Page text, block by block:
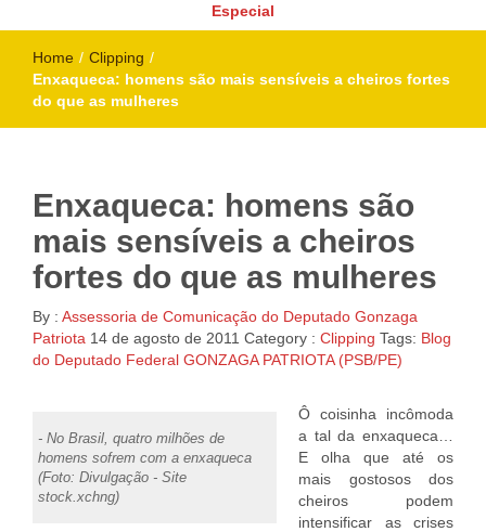
Especial
Home / Clipping /
Enxaqueca: homens são mais sensíveis a cheiros fortes
do que as mulheres
Enxaqueca: homens são
mais sensíveis a cheiros
fortes do que as mulheres
By : Assessoria de Comunicação do Deputado Gonzaga
Patriota 14 de agosto de 2011 Category : Clipping Tags: Blog
do Deputado Federal GONZAGA PATRIOTA (PSB/PE)
- No Brasil, quatro milhões de
homens sofrem com a enxaqueca
(Foto: Divulgação - Site
stock.xchng)
Ô coisinha incômoda
a tal da enxaqueca…
E olha que até os
mais gostosos dos
cheiros podem
intensificar as crises